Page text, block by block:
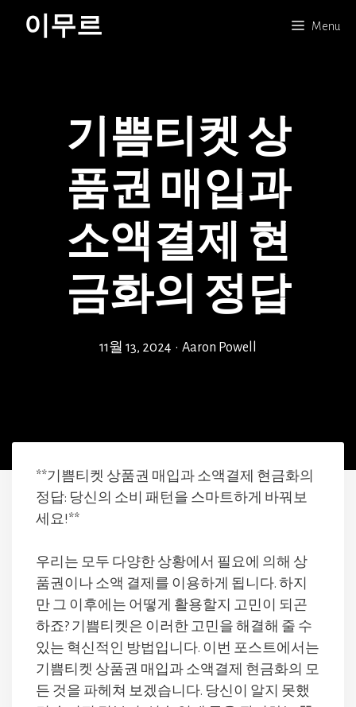
이무르 Menu
기쁨티켓 상
품권 매입과
소액결제 현
금화의 정답
11월 13, 2024 • Aaron Powell
**기쁨티켓 상품권 매입과 소액결제 현금화의
정답: 당신의 소비 패턴을 스마트하게 바꿔보
세요!**
우리는 모두 다양한 상황에서 필요에 의해 상
품권이나 소액 결제를 이용하게 됩니다. 하지
만 그 이후에는 어떻게 활용할지 고민이 되곤
하죠? 기쁨티켓은 이러한 고민을 해결해 줄 수
있는 혁신적인 방법입니다. 이번 포스트에서는
기쁨티켓 상품권 매입과 소액결제 현금화의 모
든 것을 파헤쳐 보겠습니다. 당신이 알지 못했